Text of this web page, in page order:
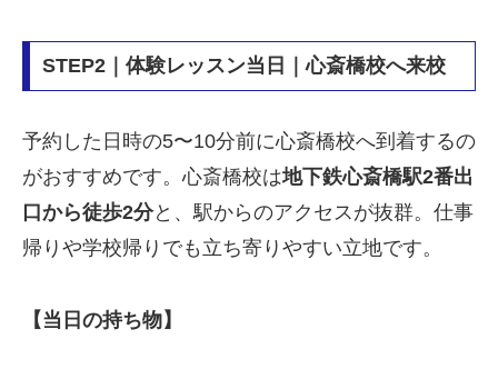
STEP2｜体験レッスン当日｜心斎橋校へ来校
予約した日時の5〜10分前に心斎橋校へ到着するの
がおすすめです。心斎橋校は地下鉄心斎橋駅2番出
口から徒歩2分と、駅からのアクセスが抜群。仕事
帰りや学校帰りでも立ち寄りやすい立地です。
【当日の持ち物】